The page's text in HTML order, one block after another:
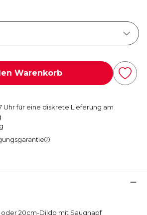
Warenkorb
Uhr für eine diskrete Lieferung am
oder 20cm-Dildo mit Saugnapf